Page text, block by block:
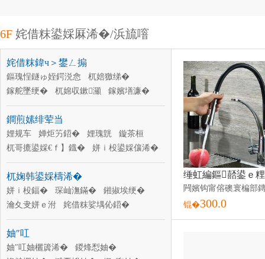
6F 姹借粖鍙婇厤浠�/浜旈噾
姹借粖鍏ч＞鐢ㄥ搧
鏂瑰悜鐩ゅ姪鍔涚悆
杌婄獥绨�
鎵舵墜绠�
杌婂収鏉灦
鎵嬪墡濂�
闋灂
瀹夊叏甯惰鑲�
姹借粖闈犲
搴у
鏂瑰悜鐩ゅ
閬櫧鐢ㄥ搧
鐧煎嫊绯荤当
娌规车 婵炬竻鍣� 娌瑰皝
鏇茶桓
杌哥摝鍙婇€ｆ】鐡�
姘ｉ杸鍙婇儴浠�
姘ｉ杸
椋涜吉 婕茬穵杓�
鐨付
姗熸补婵炬竻鍣�
鍖栨补鍣�
杌婅韩鍙婇檮浠�
姘ｉ杸鍢� 琛屾潕鏋�
鎺掓埃绠�
瀹夊叏姘ｅ泭
姹借粖娑堣伈鍣�
姹借粖澶╃窔
姹借粖瀹夊叏甯�
姹借粖鐜荤拑
搴ф鍙婇檮浠�
闆ㄥ埉鍣�
妯″叿
妯″叿妯欐簴浠�
鍐烽悡妯�
锟�300.0